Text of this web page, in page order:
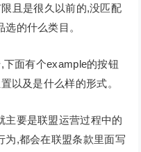
且是很久以前的,没匹配
的什么类目。
面有个example的按钮
以及是什么样的形式。
主要是联盟运营过程中的
为,都会在联盟条款里面写